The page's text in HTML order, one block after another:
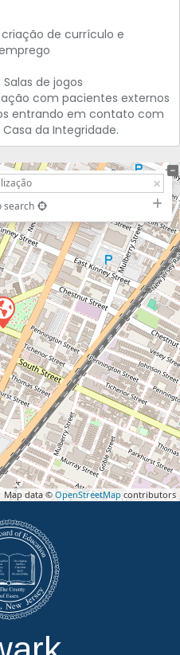
criação de currículo e
de jogos
com pacientes externos
entrando em contato com
da Integridade.
search
Map data ©OpenStreetMap contributors